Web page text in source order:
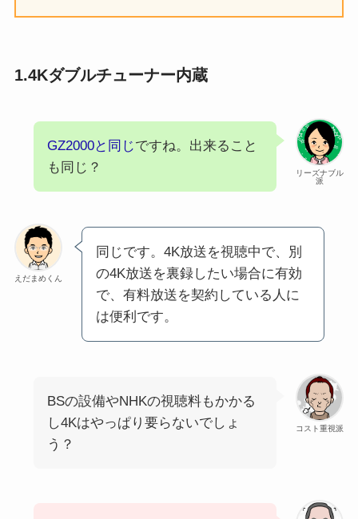
1.4Kダブルチューナー内蔵
リーズナブル
派
GZ2000と同じですね。出来ること
も同じ？
えだまめくん
同じです。4K放送を視聴中で、別
の4K放送を裏録したい場合に有効
で、有料放送を契約している人に
は便利です。
コスト重視派
BSの設備やNHKの視聴料もかかる
し4Kはやっぱり要らないでしょ
う？